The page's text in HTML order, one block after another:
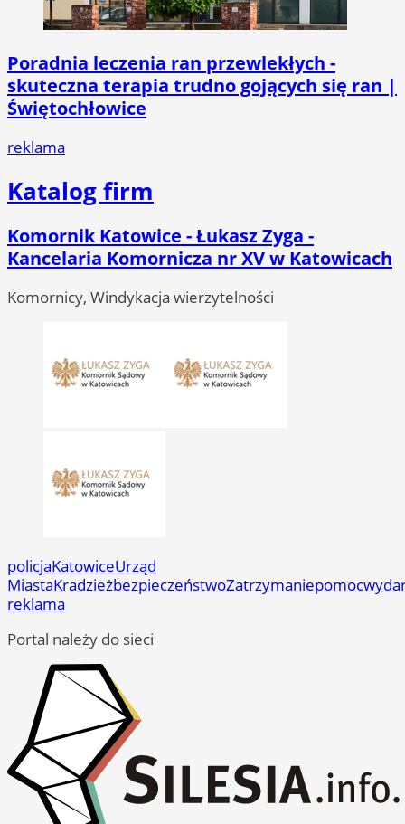
Poradnia leczenia ran przewlekłych -
skuteczna terapia trudno gojących się ran |
Świętochłowice
reklama
Katalog firm
Komornik Katowice - Łukasz Zyga -
Kancelaria Komornicza nr XV w Katowicach
Komornicy, Windykacja wierzytelności
policjaKatowiceUrząd
MiastaKradzieżbezpieczeństwoZatrzymaniepomoc
reklama
Portal należy do sieci